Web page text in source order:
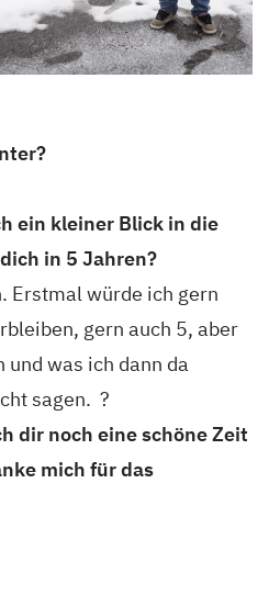
ein kleiner Blick in die
in 5 Jahren?
Erstmal würde ich gern
gern auch 5, aber
was ich dann da
sagen. ?
dir noch eine schöne Zeit
mich für das